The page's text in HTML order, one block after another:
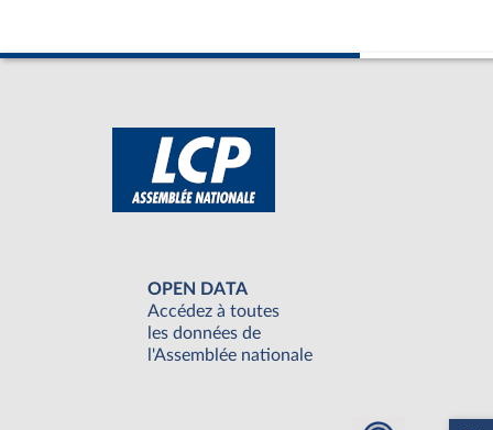
OPEN DATA
Accédez à toutes
les données de
l'Assemblée nationale